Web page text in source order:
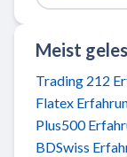
Meist
Trading 212
Flatex
Plus500
BDSwiss